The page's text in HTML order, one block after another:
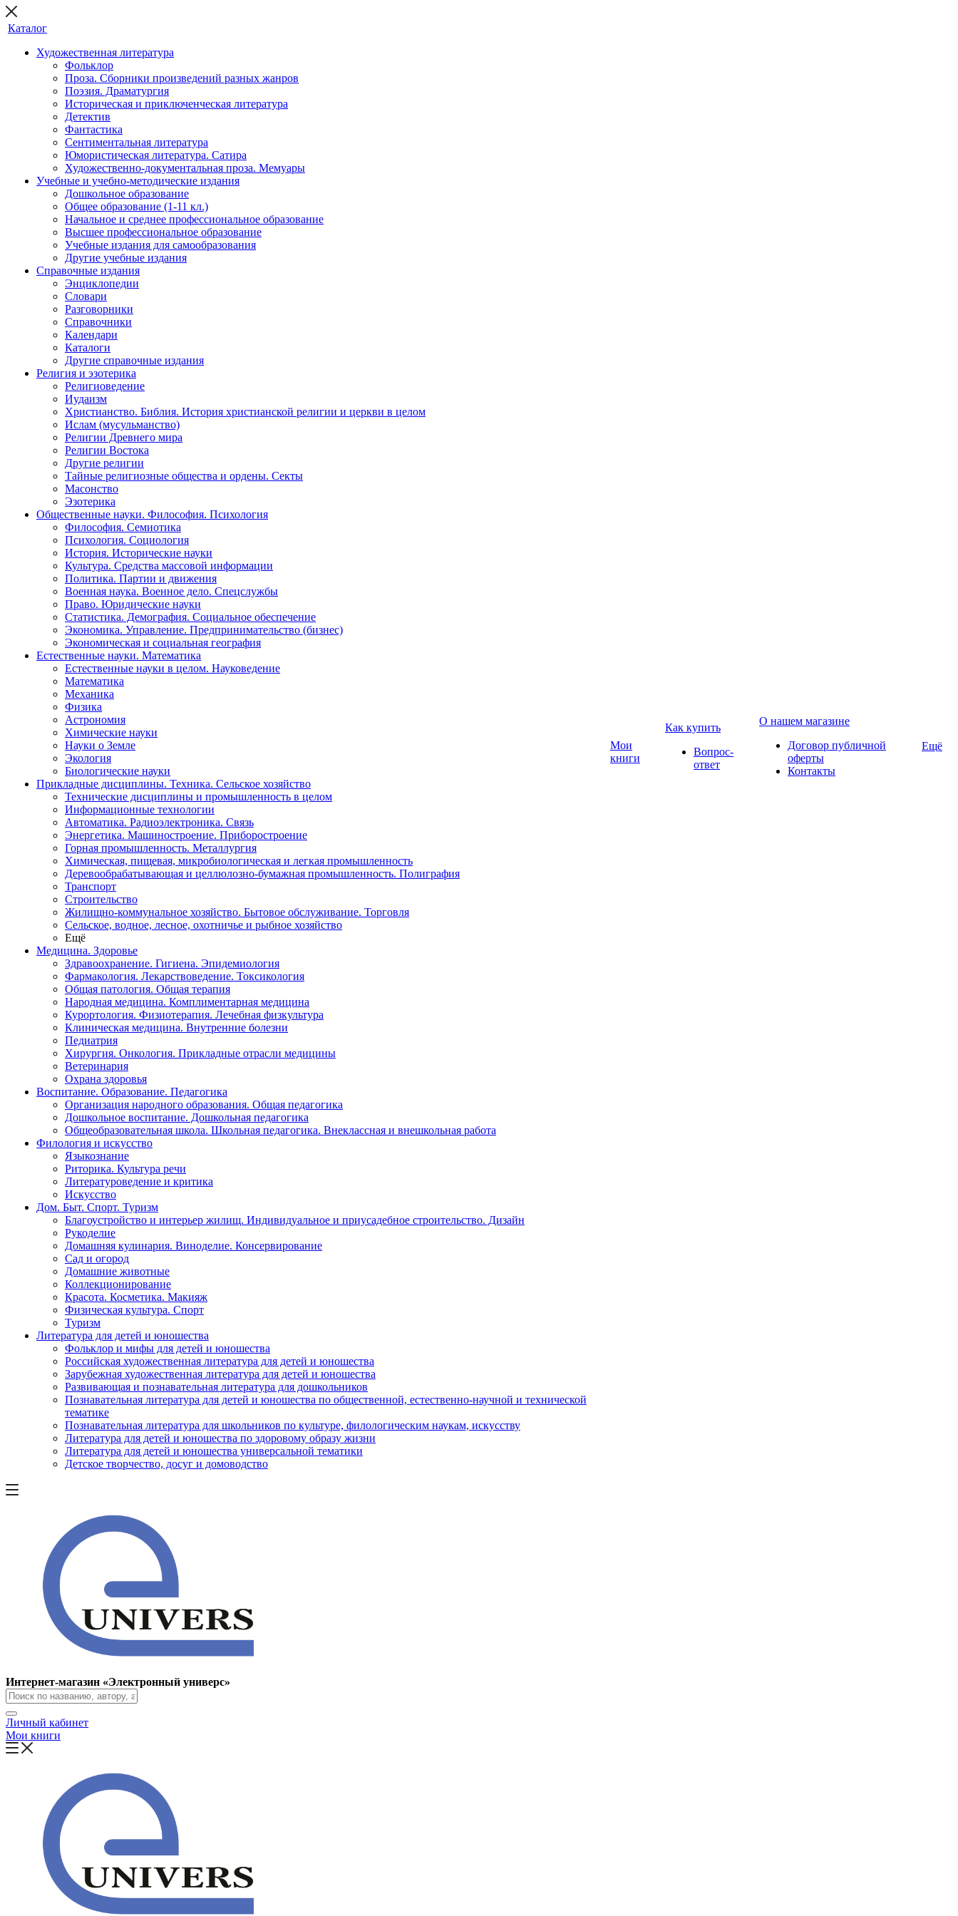
Каталог
Художественная литература
Фольклор
Проза. Сборники произведений разных жанров
Поэзия. Драматургия
Историческая и приключенческая литература
Детектив
Фантастика
Сентиментальная литература
Юмористическая литература. Сатира
Художественно-документальная проза. Мемуары
Учебные и учебно-методические издания
Дошкольное образование
Общее образование (1-11 кл.)
Начальное и среднее профессиональное образование
Высшее профессиональное образование
Учебные издания для самообразования
Другие учебные издания
Справочные издания
Энциклопедии
Словари
Разговорники
Справочники
Календари
Каталоги
Другие справочные издания
Религия и эзотерика
Религиоведение
Иудаизм
Христианство. Библия. История христианской религии и церкви в целом
Ислам (мусульманство)
Религии Древнего мира
Религии Востока
Другие религии
Тайные религиозные общества и ордены. Секты
Масонство
Эзотерика
Общественные науки. Философия. Психология
Философия. Семиотика
Психология. Социология
История. Исторические науки
Культура. Средства массовой информации
Политика. Партии и движения
Военная наука. Военное дело. Спецслужбы
Право. Юридические науки
Статистика. Демография. Социальное обеспечение
Экономика. Управление. Предпринимательство (бизнес)
Экономическая и социальная география
Естественные науки. Математика
Естественные науки в целом. Науковедение
Математика
Механика
Физика
Астрономия
Химические науки
Науки о Земле
Экология
Биологические науки
Прикладные дисциплины. Техника. Сельское хозяйство
Технические дисциплины и промышленность в целом
Информационные технологии
Автоматика. Радиоэлектроника. Связь
Энергетика. Машиностроение. Приборостроение
Горная промышленность. Металлургия
Химическая, пищевая, микробиологическая и легкая промышленность
Деревообрабатывающая и целлюлозно-бумажная промышленность. Полиграфия
Транспорт
Строительство
Жилищно-коммунальное хозяйство. Бытовое обслуживание. Торговля
Сельское, водное, лесное, охотничье и рыбное хозяйство
Ещё
Медицина. Здоровье
Здравоохранение. Гигиена. Эпидемиология
Фармакология. Лекарствоведение. Токсикология
Общая патология. Общая терапия
Народная медицина. Комплиментарная медицина
Курортология. Физиотерапия. Лечебная физкультура
Клиническая медицина. Внутренние болезни
Педиатрия
Хирургия. Онкология. Прикладные отрасли медицины
Ветеринария
Охрана здоровья
Воспитание. Образование. Педагогика
Организация народного образования. Общая педагогика
Дошкольное воспитание. Дошкольная педагогика
Общеобразовательная школа. Школьная педагогика. Внеклассная и внешкольная работа
Филология и искусство
Языкознание
Риторика. Культура речи
Литературоведение и критика
Искусство
Дом. Быт. Спорт. Туризм
Благоустройство и интерьер жилищ. Индивидуальное и приусадебное строительство. Дизайн
Рукоделие
Домашняя кулинария. Виноделие. Консервирование
Сад и огород
Домашние животные
Коллекционирование
Красота. Косметика. Макияж
Физическая культура. Спорт
Туризм
Литература для детей и юношества
Фольклор и мифы для детей и юношества
Российская художественная литература для детей и юношества
Зарубежная художественная литература для детей и юношества
Развивающая и познавательная литература для дошкольников
Познавательная литература для детей и юношества по общественной, естественно-научной и технической
тематике
Познавательная литература для школьников по культуре, филологическим наукам, искусству
Литература для детей и юношества по здоровому образу жизни
Литература для детей и юношества универсальной тематики
Детское творчество, досуг и домоводство
Мои
книги
Как купить
Вопрос-
ответ
О нашем магазине
Договор публичной
оферты
Контакты
Ещё
Интернет-магазин «Электронный универс»
Личный кабинет
Мои книги